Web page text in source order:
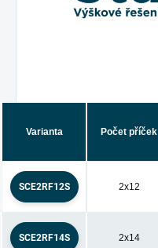
Varianta Počet příček
SCE2RF12S 2x12
SCE2RF14S 2x14